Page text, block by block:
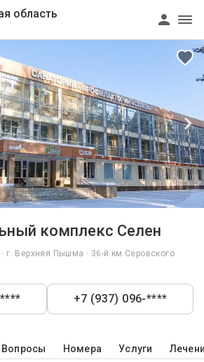
область
комплекс Селен
г. Верхняя Пышма · 36-й км Серовского
+7 (937) 096-****
Вопросы Номера Услуги